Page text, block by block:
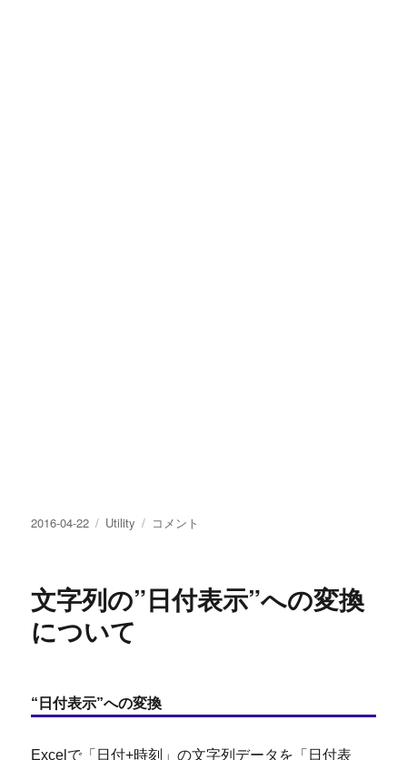
投
2016-04-22
カ
ー
Utility
圧
位
換
い
て
コメント
文字列の”日付表示”への変換
について
“日付表示”への変換
Excelで「日付+時刻」の文字列データを「日付表